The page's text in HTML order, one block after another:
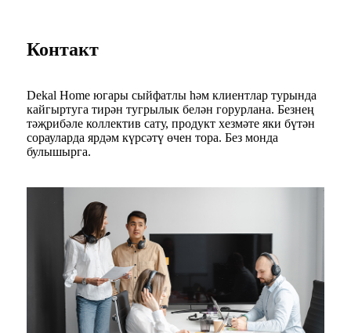
Контакт
Dekal Home югары сыйфатлы һәм клиентлар турында
кайгыртуга тирән тугрылык белән горурлана. Безнең
тәҗрибәле коллектив сату, продукт хезмәте яки бүтән
сорауларда ярдәм күрсәтү өчен тора. Без монда
булышырга.